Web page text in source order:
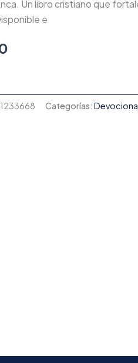
Un libro cristiano que
e
Categorías: